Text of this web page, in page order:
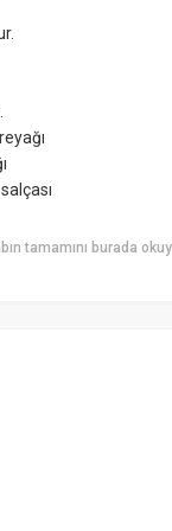
tamamını burada